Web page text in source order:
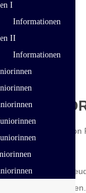
von
mit Emotionen.
und auch
I
Informationen
II
Informationen